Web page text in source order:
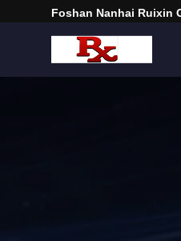
Foshan Nanhai Ruixin